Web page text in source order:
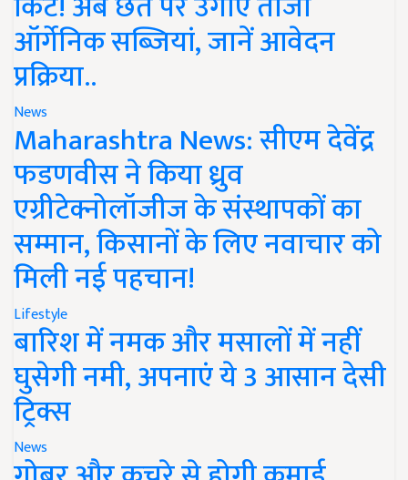
ऑर्गेनिक सब्जियां, जानें आवेदन
प्रक्रिया..
News
Maharashtra News: सीएम देवेंद्र
फडणवीस ने किया ध्रुव
एग्रीटेक्नोलॉजीज के संस्थापकों का
सम्मान, किसानों के लिए नवाचार को
मिली नई पहचान!
Lifestyle
बारिश में नमक और मसालों में नहीं
घुसेगी नमी, अपनाएं ये 3 आसान देसी
ट्रिक्स
News